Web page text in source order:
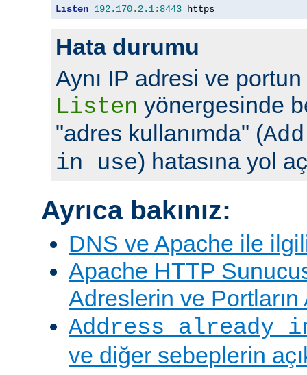
Listen 192.170. 2.1: 8443 https
Hata durumu
Aynı IP adresi ve
Listen yönergesinde
"adres kullanımda" (
in use) hatasına yol
Ayrıca bakınız:
DNS ve Apache ile
Apache HTTP
Adreslerin ve Portların
Address already
ve diğer sebeplerin